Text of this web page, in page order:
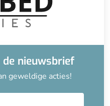
nieuwsbrief
geweldige acties!